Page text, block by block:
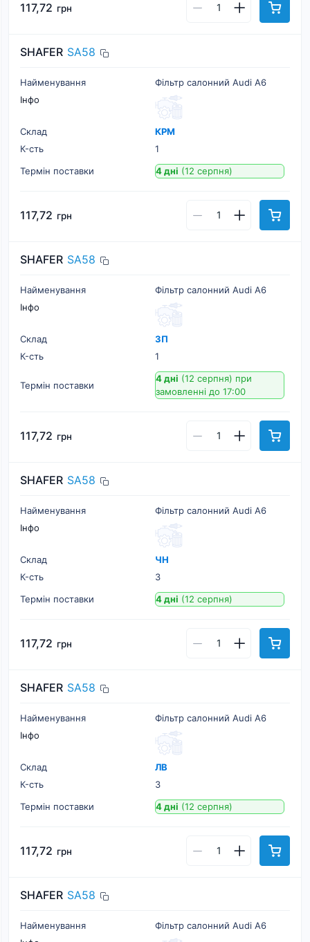
117,72 грн
SHAFER SA58
Найменування
Фільтр салонний Audi A6
Інфо
Склад
КРМ
К-cть
1
Термін поставки
4 дні (12 серпня)
117,72 грн
SHAFER SA58
Найменування
Фільтр салонний Audi A6
Інфо
Склад
ЗП
К-cть
1
Термін поставки
4 дні (12 серпня) при
замовленні до 17:00
117,72 грн
SHAFER SA58
Найменування
Фільтр салонний Audi A6
Інфо
Склад
ЧН
К-cть
3
Термін поставки
4 дні (12 серпня)
117,72 грн
SHAFER SA58
Найменування
Фільтр салонний Audi A6
Інфо
Склад
ЛВ
К-cть
3
Термін поставки
4 дні (12 серпня)
117,72 грн
SHAFER SA58
Найменування
Фільтр салонний Audi A6